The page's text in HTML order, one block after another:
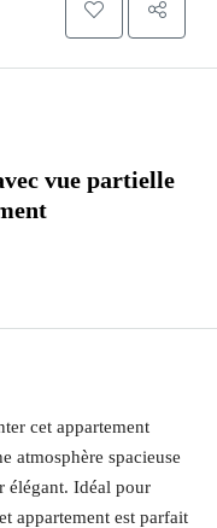
vue partielle
cet appartement
atmosphère spacieuse
élégant. Idéal pour
appartement est parfait